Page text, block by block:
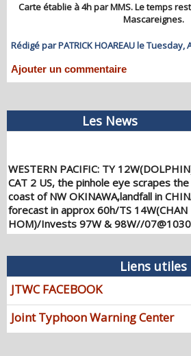
Carte établie à 4h par MMS. Le temps
Mascareignes.
Rédigé par PATRICK HOAREAU le Tuesday,
Ajouter un commentaire
Les News
WESTERN PACIFIC: TY
CAT 2 US, the pinhole eye scrapes the
coast of NW OKINAWA,landfall in
forecast in approx 60h/TS 14W(CHAN
HOM)/Invests 97W & 98W//07@1030
UTC
WESTERN PACIFIC: TY 12W(DOLPHIN)
down from CAT4 US to CAT 1 in 36h,
gradually approaching OKINAWA/TS
13W(KUJIRA)/Invest 96W//05@2200
08/06/2026 -PATRICK HOAREAU
Liens utiles
JTWC FACEBOOK
Joint Typhoon Warning Center